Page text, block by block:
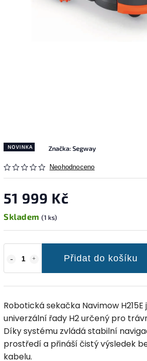
NOVINKA
Neohodnoceno
Značka:Segway
51 999 Kč
Skladem (1 ks)
Přidat do košíku
Robotická sekačka Navimow
univerzální řady H2 určený pro
Díky systému zvládá stabilní
prostředí a přináší čistý výsledek
kabelu.